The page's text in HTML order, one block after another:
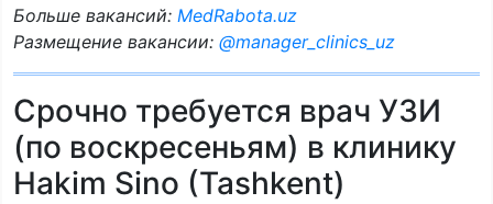
Больше вакансий: MedRabota.uz
Размещение вакансии: @manager_clinics_uz
Срочно требуется врач УЗИ
(по воскресеньям) в клинику
Hakim Sino (Tashkent)